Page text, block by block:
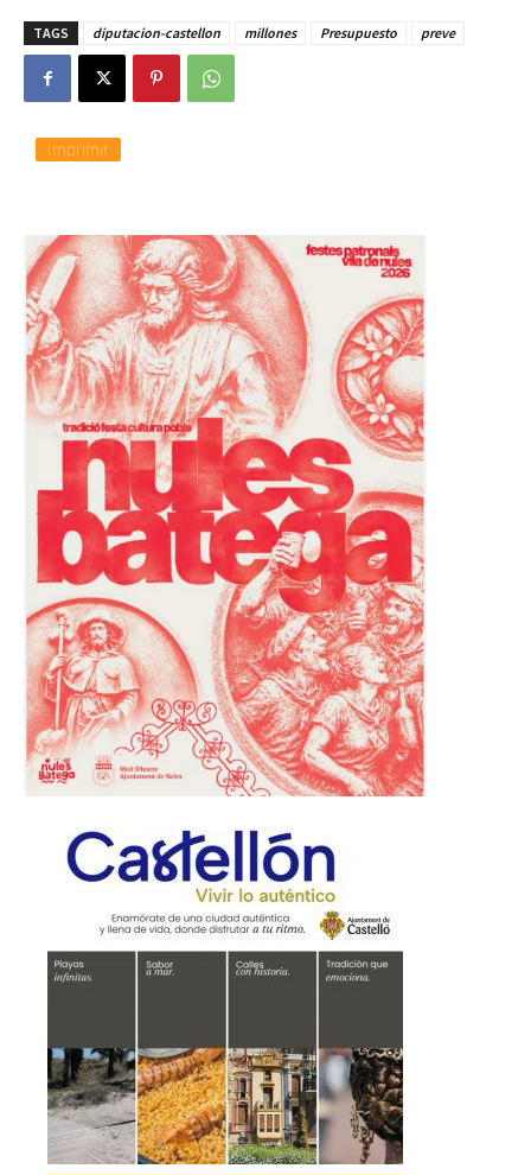
a
n
d
o
TAGS diputacion-castellon millones Presupuesto preve
Imprimir